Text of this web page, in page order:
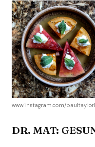
www.instagram.com/
DR. MAT: